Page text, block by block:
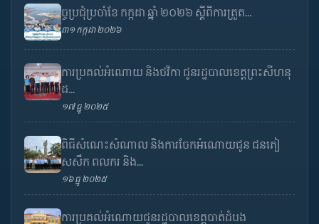
ច្ចប្រជុំប្រចាំខែ កក្កដា ឆ្នាំ ២០២៦ ស្តីពីការត្រួត...
៣១ កក្កដា ២០២៦
ការប្រគល់អំណោយ និងថវិកា ជូនរដ្ឋបាលខេត្តព្រះសីហនុ
ដ...
១៧ ធ្នូ ២០២៥
ពិធីសំណេះសំណាល និងការចែកអំណោយជូន ជនភៀ
សសឹក ពលករ និង...
១៦ ធ្នូ ២០២៥
ការប្រគល់អំណោយជូនរដ្ឋបាលខេត្តបាត់ដំបង